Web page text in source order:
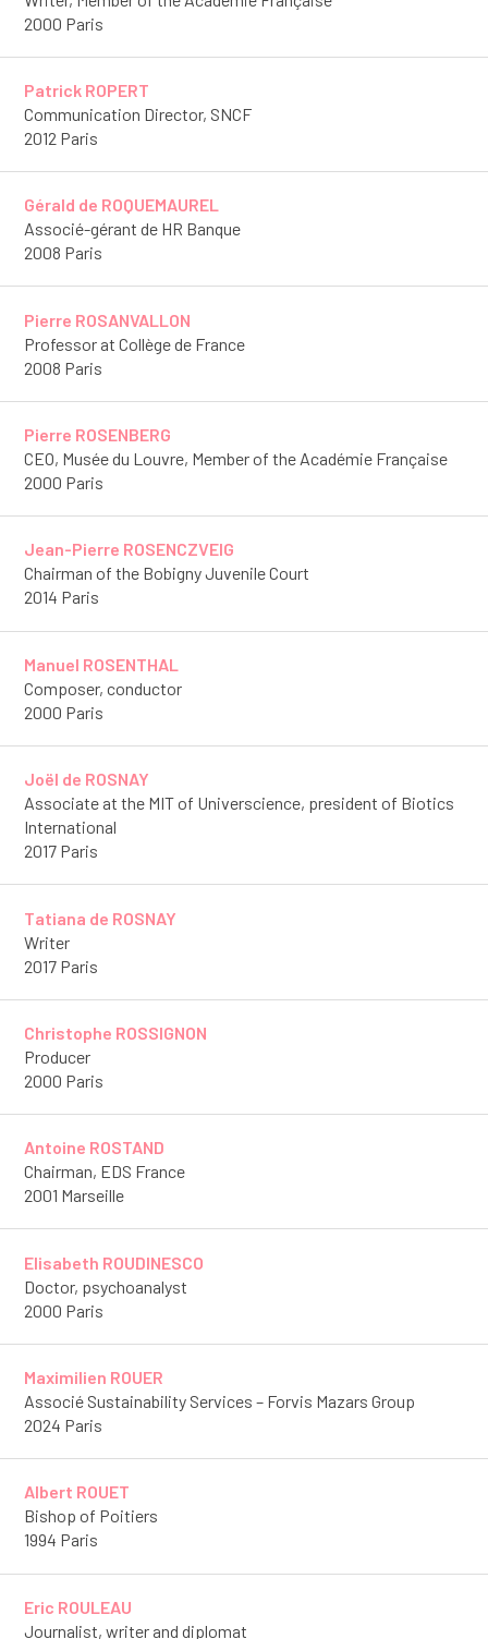
2000 Paris
Patrick ROPERT
Communication Director, SNCF
2012 Paris
Gérald de ROQUEMAUREL
Associé-gérant de HR Banque
2008 Paris
Pierre ROSANVALLON
Professor at Collège de France
2008 Paris
Pierre ROSENBERG
CEO, Musée du Louvre, Member of the Académie Française
2000 Paris
Jean-Pierre ROSENCZVEIG
Chairman of the Bobigny Juvenile Court
2014 Paris
Manuel ROSENTHAL
Composer, conductor
2000 Paris
Joël de ROSNAY
Associate at the MIT of Universcience, president of Biotics
International
2017 Paris
Tatiana de ROSNAY
Writer
2017 Paris
Christophe ROSSIGNON
Producer
2000 Paris
Antoine ROSTAND
Chairman, EDS France
2001 Marseille
Elisabeth ROUDINESCO
Doctor, psychoanalyst
2000 Paris
Maximilien ROUER
Associé Sustainability Services – Forvis Mazars Group
2024 Paris
Albert ROUET
Bishop of Poitiers
1994 Paris
Eric ROULEAU
Journalist, writer and diplomat